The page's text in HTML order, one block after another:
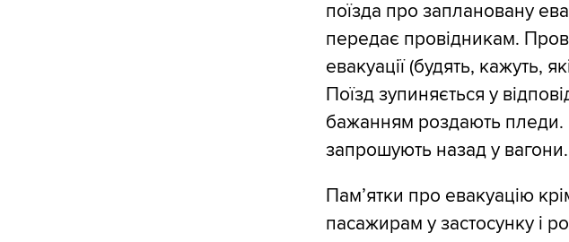
поїзда про заплановану
передає провідникам.
евакуації (будять, кажуть,
Поїзд зупиняється у
бажанням роздають пледи.
запрошують назад у вагони.
Пам’ятки про евакуацію
пасажирам у застосунку і